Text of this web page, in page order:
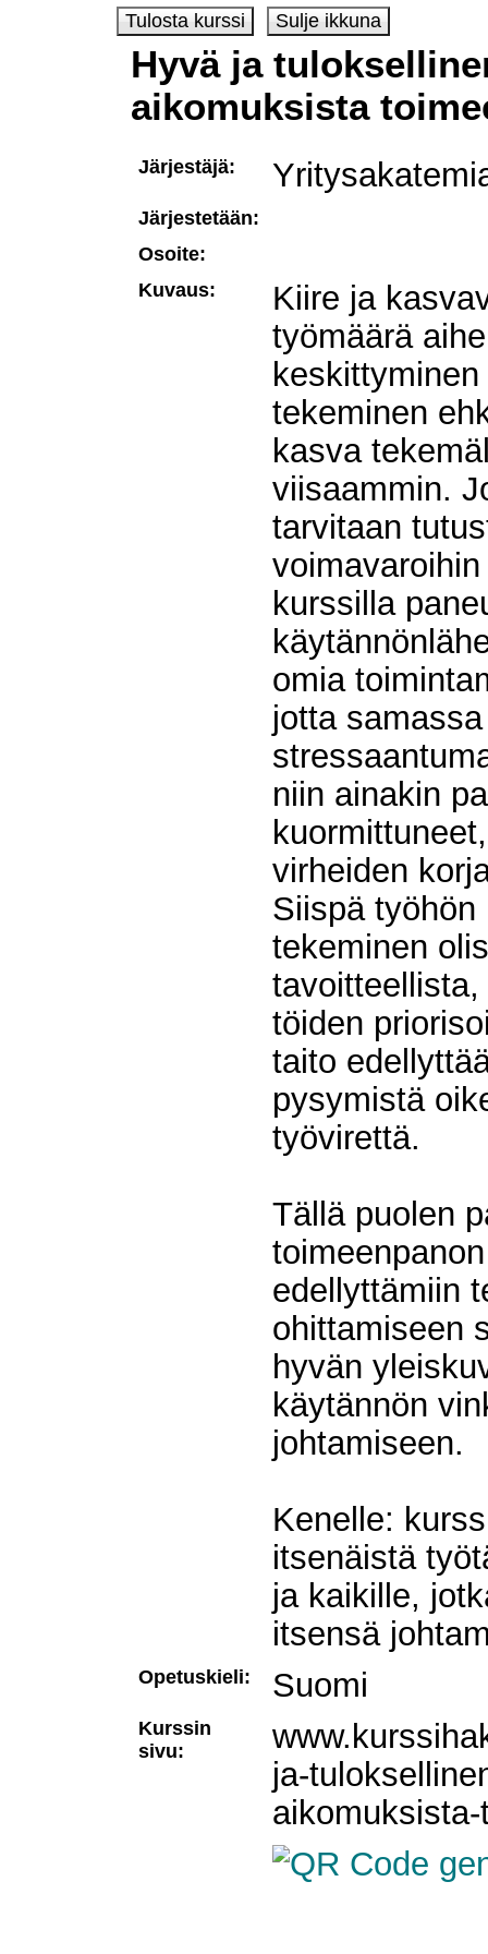
Hyvä ja
aikomuksista
Järjestäjä:
Järjestetään:
Osoite:
Kuvaus:
Kiire ja
työmäärä
tekeminen
kasva
viisaammin.
tarvitaan
kurssilla
omia
jotta
niin ainakin
virheiden
Siispä
tekeminen
töiden
taito
pysymistä
työvirettä.
Tällä puolen
edellyttämiin
ohittamiseen
hyvän
käytännön
johtamiseen.
Kenelle:
itsenäistä
ja kaikille,
itsensä
Opetuskieli: Suomi
Kurssin
sivu:
ja-